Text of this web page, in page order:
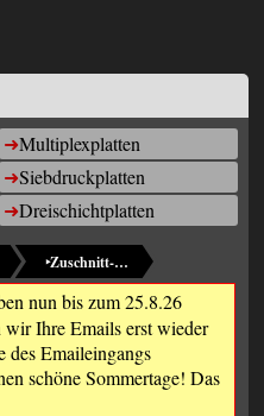
Multiplexplatten
Siebdruckplatten
Dreischichtplatten
‣ Zuschnitt-und-Versand
nun bis zum 25.8.26
Ihre Emails erst wieder
des Emaileingangs
schöne Sommertage! Das